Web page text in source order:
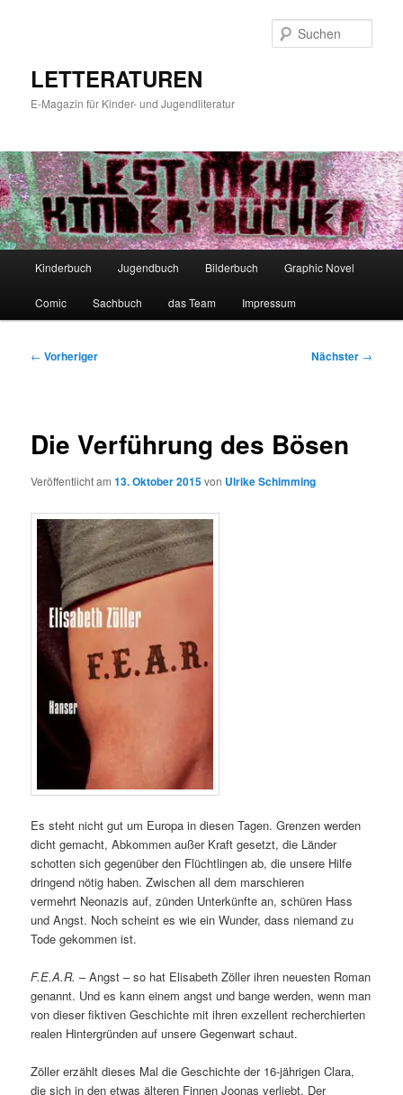
LETTERATUREN
E-Magazin für Kinder- und Jugendliteratur
Kinderbuch Jugendbuch Bilderbuch Graphic Novel
Comic Sachbuch das Team Impressum
Beitragsnavigation
← Vorheriger Nächster →
Die Verführung des Bösen
Veröffentlicht am13. Oktober 2015von Ulrike Schimming
Es steht nicht gut um Europa in diesen Tagen. Grenzen werden
dicht gemacht, Abkommen außer Kraft gesetzt, die Länder
schotten sich gegenüber den Flüchtlingen ab, die unsere Hilfe
dringend nötig haben. Zwischen all dem marschieren
vermehrt Neonazis auf, zünden Unterkünfte an, schüren Hass
und Angst. Noch scheint es wie ein Wunder, dass niemand zu
Tode gekommen ist.
F.E.A.R. – Angst – so hat Elisabeth Zöller ihren neuesten Roman
genannt. Und es kann einem angst und bange werden, wenn man
von dieser fiktiven Geschichte mit ihren exzellent recherchierten
realen Hintergründen auf unsere Gegenwart schaut.
Zöller erzählt dieses Mal die Geschichte der 16-jährigen Clara,
die sich in den etwas älteren Finnen Joonas verliebt. Der